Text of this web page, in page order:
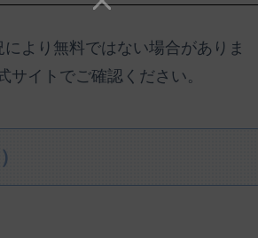
より無料ではない場合がありま
イトでご確認ください。